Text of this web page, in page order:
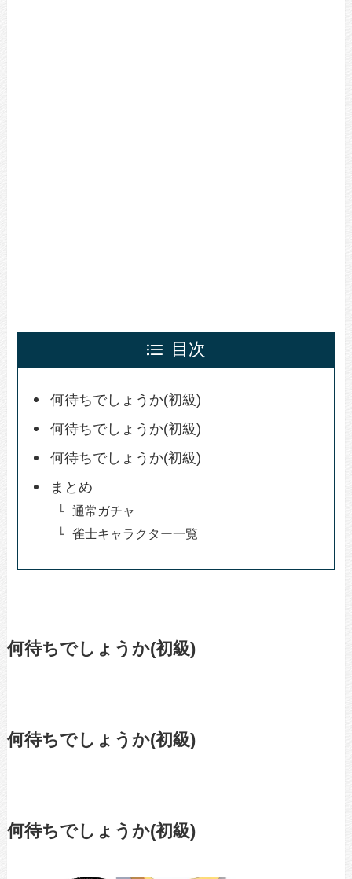
目次
何待ちでしょうか(初級)
何待ちでしょうか(初級)
何待ちでしょうか(初級)
まとめ
通常ガチャ
雀士キャラクター一覧
何待ちでしょうか(初級)
何待ちでしょうか(初級)
何待ちでしょうか(初級)